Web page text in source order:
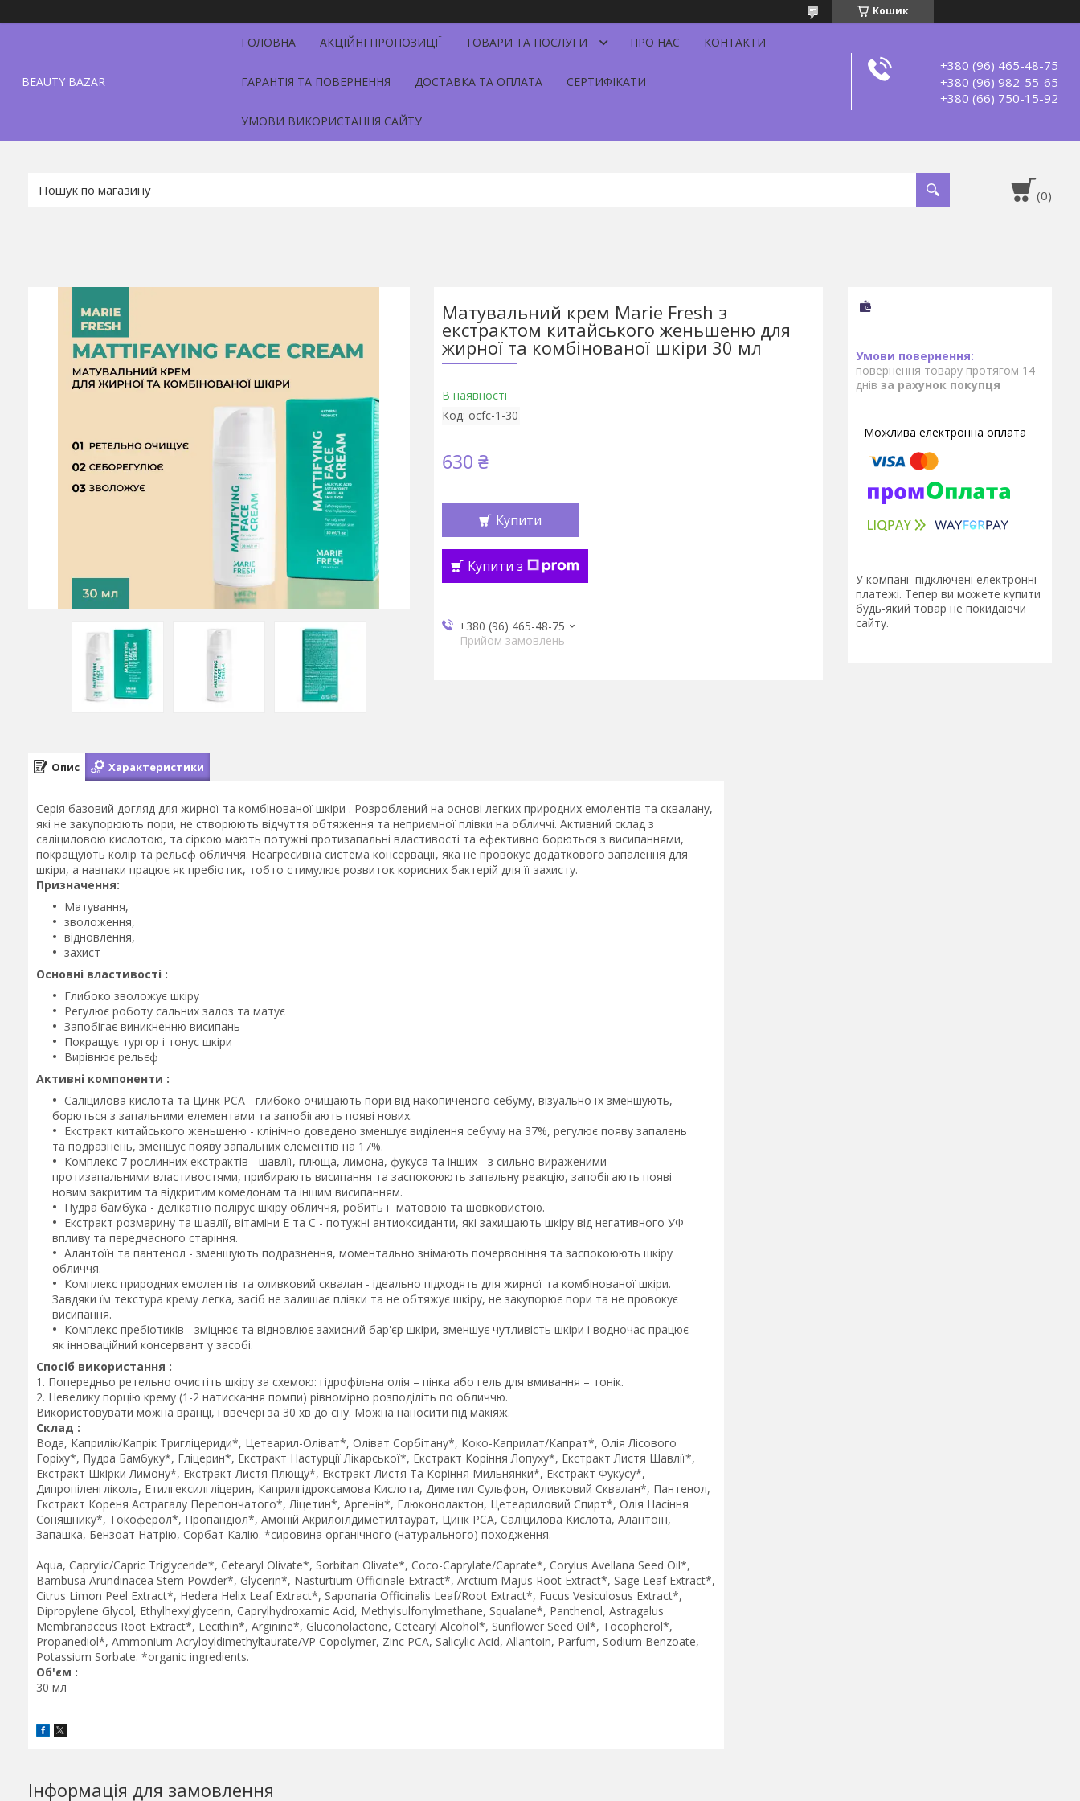
Кошик
BEAUTY BAZAR
ГОЛОВНА АКЦІЙНІ ПРОПОЗИЦІЇ ТОВАРИ ТА ПОСЛУГИ ПРО НАС КОНТАКТИ
ГАРАНТІЯ ТА ПОВЕРНЕННЯ ДОСТАВКА ТА ОПЛАТА СЕРТИФІКАТИ
УМОВИ ВИКОРИСТАННЯ САЙТУ
+380 (96) 465-48-75
+380 (96) 982-55-65
+380 (66) 750-15-92
Матувальний крем Marie Fresh з
екстрактом китайського женьшеню для
жирної та комбінованої шкіри 30 мл
В наявності
Код: ocfc-1-30
630 ₴
Купити
Купити з
+380 (96) 465-48-75
Прийом замовлень
повернення товару протягом 14
днів за рахунок покупця
У компанії підключені електронні
платежі. Тепер ви можете купити
будь-який товар не покидаючи
сайту.
Опис Характеристики
Серія базовий догляд для жирної та комбінованої шкіри . Розроблений на основі легких природних емолентів та сквалану,
які не закупорюють пори, не створюють відчуття обтяження та неприємної плівки на обличчі. Активний склад з
саліциловою кислотою, та сіркою мають потужні протизапальні властивості та ефективно борються з висипаннями,
покращують колір та рельєф обличчя. Неагресивна система консервації, яка не провокує додаткового запалення для
шкіри, а навпаки працює як пребіотик, тобто стимулює розвиток корисних бактерій для її захисту.
Призначення:
Матування,
зволоження,
відновлення,
захист
Основні властивості :
Глибоко зволожує шкіру
Регулює роботу сальних залоз та матує
Запобігає виникненню висипань
Покращує тургор і тонус шкіри
Вирівнює рельєф
Активні компоненти :
Саліцилова кислота та Цинк РСА - глибоко очищають пори від накопиченого себуму, візуально їх зменшують,
борються з запальними елементами та запобігають появі нових.
Екстракт китайського женьшеню - клінічно доведено зменшує виділення себуму на 37%, регулює появу запалень
та подразнень, зменшує появу запальних елементів на 17%.
Комплекс 7 рослинних екстрактів - шавлії, плюща, лимона, фукуса та інших - з сильно вираженими
протизапальними властивостями, прибирають висипання та заспокоюють запальну реакцію, запобігають появі
новим закритим та відкритим комедонам та іншим висипанням.
Пудра бамбука - делікатно полірує шкіру обличчя, робить її матовою та шовковистою.
Екстракт розмарину та шавлії, вітаміни Е та С - потужні антиоксиданти, які захищають шкіру від негативного УФ
впливу та передчасного старіння.
Алантоїн та пантенол - зменшують подразнення, моментально знімають почервоніння та заспокоюють шкіру
обличчя.
Комплекс природних емолентів та оливковий сквалан - ідеально підходять для жирної та комбінованої шкіри.
Завдяки їм текстура крему легка, засіб не залишає плівки та не обтяжує шкіру, не закупорює пори та не провокує
висипання.
Комплекс пребіотиків - зміцнює та відновлює захисний бар'єр шкіри, зменшує чутливість шкіри і водночас працює
як інноваційний консервант у засобі.
Спосіб використання :
1. Попередньо ретельно очистіть шкіру за схемою: гідрофільна олія – пінка або гель для вмивання – тонік.
2. Невелику порцію крему (1-2 натискання помпи) рівномірно розподіліть по обличчю.
Використовувати можна вранці, і ввечері за 30 хв до сну. Можна наносити під макіяж.
Склад :
Вода, Каприлік/Капрік Тригліцериди*, Цетеарил-Оліват*, Оліват Сорбітану*, Коко-Каприлат/Капрат*, Олія Лісового
Горіху*, Пудра Бамбуку*, Гліцерин*, Екстракт Настурції Лікарської*, Екстракт Коріння Лопуху*, Екстракт Листя Шавлії*,
Екстракт Шкірки Лимону*, Екстракт Листя Плющу*, Екстракт Листя Та Коріння Мильнянки*, Екстракт Фукусу*,
Дипропіленгліколь, Етилгексилгліцерин, Каприлгідроксамова Кислота, Диметил Сульфон, Оливковий Сквалан*, Пантенол,
Екстракт Кореня Астрагалу Перепончатого*, Ліцетин*, Аргенін*, Глюконолактон, Цетеариловий Спирт*, Олія Насіння
Соняшнику*, Токоферол*, Пропандіол*, Амоній Акрилоїлдиметилтаурат, Цинк РСА, Саліцилова Кислота, Алантоїн,
Запашка, Бензоат Натрію, Сорбат Калію. *сировина органічного (натурального) походження.
Aqua, Caprylic/Capric Triglyceride*, Cetearyl Olivate*, Sorbitan Olivate*, Coco-Caprylate/Caprate*, Corylus Avellana Seed Oil*,
Bambusa Arundinacea Stem Powder*, Glycerin*, Nasturtium Officinale Extract*, Arctium Majus Root Extract*, Sage Leaf Extract*,
Citrus Limon Peel Extract*, Hedera Helix Leaf Extract*, Saponaria Officinalis Leaf/Root Extract*, Fucus Vesiculosus Extract*,
Dipropylene Glycol, Ethylhexylglycerin, Caprylhydroxamic Acid, Methylsulfonylmethane, Squalane*, Panthenol, Astragalus
Membranaceus Root Extract*, Lecithin*, Arginine*, Gluconolactone, Cetearyl Alcohol*, Sunflower Seed Oil*, Tocopherol*,
Propanediol*, Ammonium Acryloyldimethyltaurate/VP Copolymer, Zinc PCA, Salicylic Acid, Allantoin, Parfum, Sodium Benzoate,
Potassium Sorbate. *organic ingredients.
Об'єм :
30 мл
Інформація для замовлення